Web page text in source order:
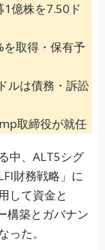
1億株を7.50ド
を取得・保有予
ルは債務・訴訟
取締役が就任
中、ALT5シグ
財務戦略」に
して資金と
構築とガバナン
た。